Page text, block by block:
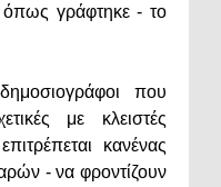
όπως γράφτηκε - το
που
με κλειστές
κανένας
- να φροντίζουν